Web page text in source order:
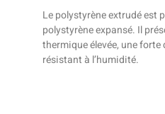
Le polystyrène extrudé est
polystyrène expansé. Il
thermique élevée, une
résistant à l’humidité.